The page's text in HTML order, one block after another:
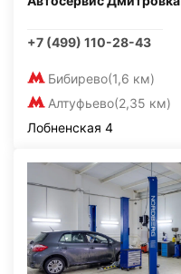
+7 (499) 110-28-43
Бибирево(1,6 км)
Алтуфьево(2,35 км)
Лобненская 4